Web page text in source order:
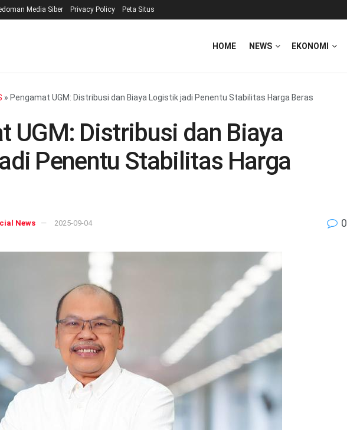
Media Siber Privacy Policy Peta Situs
HOME NEWS EKONOMI
» Pengamat UGM: Distribusi dan Biaya Logistik jadi Penentu Stabilitas Harga Beras
UGM: Distribusi dan Biaya
Penentu Stabilitas Harga
News 2025-09-04 0